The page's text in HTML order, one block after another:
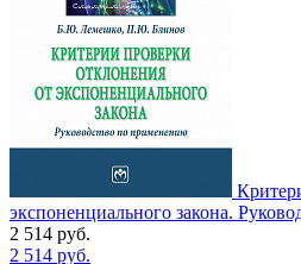
экспоненциального закона.
2 514 руб.
2 514 руб.